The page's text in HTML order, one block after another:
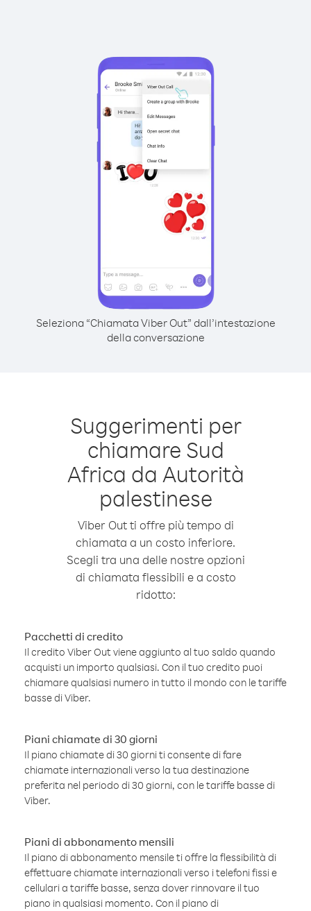
Seleziona “Chiamata Viber Out” dall’intestazione
della conversazione
Suggerimenti per
chiamare Sud
Africa da Autorità
palestinese
Viber Out ti offre più tempo di
chiamata a un costo inferiore.
Scegli tra una delle nostre opzioni
di chiamata flessibili e a costo
ridotto:
Pacchetti di credito
Il credito Viber Out viene aggiunto al tuo saldo quando
acquisti un importo qualsiasi. Con il tuo credito puoi
chiamare qualsiasi numero in tutto il mondo con le tariffe
basse di Viber.
Piani chiamate di 30 giorni
Il piano chiamate di 30 giorni ti consente di fare
chiamate internazionali verso la tua destinazione
preferita nel periodo di 30 giorni, con le tariffe basse di
Viber.
Piani di abbonamento mensili
Il piano di abbonamento mensile ti offre la flessibilità di
effettuare chiamate internazionali verso i telefoni fissi e
cellulari a tariffe basse, senza dover rinnovare il tuo
piano in qualsiasi momento. Con il piano di